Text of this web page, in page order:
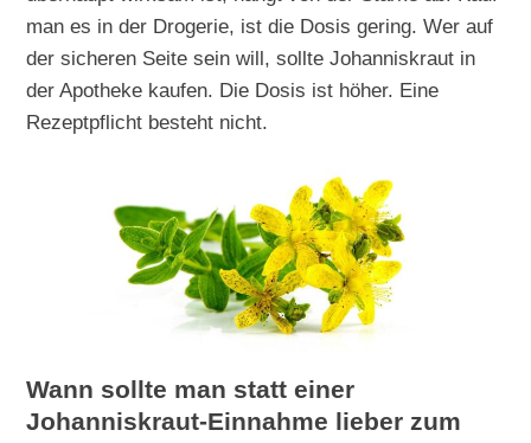
man es in der Drogerie, ist die Dosis gering. Wer auf
der sicheren Seite sein will, sollte Johanniskraut in
der Apotheke kaufen. Die Dosis ist höher. Eine
Rezeptpflicht besteht nicht.
Wann sollte man statt einer
Johanniskraut-Einnahme lieber zum